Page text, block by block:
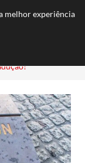
CONTATO
melhor experiência